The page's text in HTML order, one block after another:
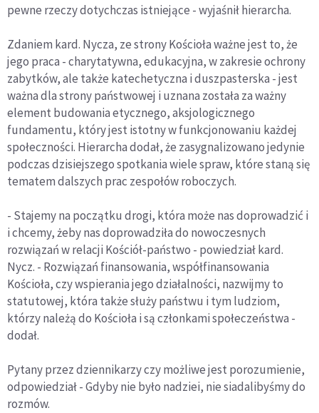
pewne rzeczy dotychczas istniejące - wyjaśnił hierarcha.
Zdaniem kard. Nycza, ze strony Kościoła ważne jest to, że
jego praca - charytatywna, edukacyjna, w zakresie ochrony
zabytków, ale także katechetyczna i duszpasterska - jest
ważna dla strony państwowej i uznana została za ważny
element budowania etycznego, aksjologicznego
fundamentu, który jest istotny w funkcjonowaniu każdej
społeczności. Hierarcha dodał, że zasygnalizowano jedynie
podczas dzisiejszego spotkania wiele spraw, które staną się
tematem dalszych prac zespołów roboczych.
- Stajemy na początku drogi, która może nas doprowadzić i
i chcemy, żeby nas doprowadziła do nowoczesnych
rozwiązań w relacji Kościół-państwo - powiedział kard.
Nycz. - Rozwiązań finansowania, współfinansowania
Kościoła, czy wspierania jego działalności, nazwijmy to
statutowej, która także służy państwu i tym ludziom,
którzy należą do Kościoła i są członkami społeczeństwa -
dodał.
Pytany przez dziennikarzy czy możliwe jest porozumienie,
odpowiedział - Gdyby nie było nadziei, nie siadalibyśmy do
rozmów.